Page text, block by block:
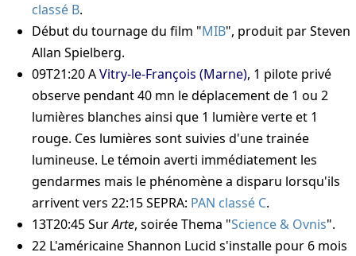
classé B.
Début du tournage du film "MIB", produit parSteven
Allan Spielberg.
09T21:20AVitry-le-François (Marne), 1 pilote privé
observe pendant 40 mn le déplacement de 1 ou 2
lumières blanches ainsi que 1 lumière verte et 1
rouge. Ces lumières sont suivies d'une trainée
lumineuse. Le témoin averti immédiatement les
gendarmes mais le phénomène a disparu lorsqu'ils
arrivent vers 22:15SEPRA: PAN classé C.
13T20:45SurArte, soirée Thema "Science & Ovnis".
22 L'américaine Shannon Lucid s'installe pour 6 mois